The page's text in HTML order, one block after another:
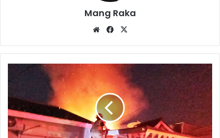
Mang Raka
WebsiteFacebook
Ditinggalkan
Satu
Rumah
Ludes
Terbakar